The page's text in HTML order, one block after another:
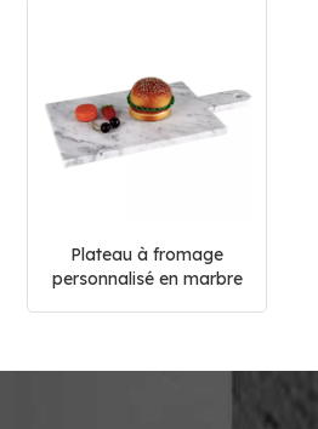
Plateau à fromage
personnalisé en marbre